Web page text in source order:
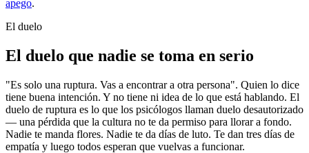
apego.
El duelo
El duelo que nadie se toma en serio
"Es solo una ruptura. Vas a encontrar a otra persona". Quien lo dice
tiene buena intención. Y no tiene ni idea de lo que está hablando. El
duelo de ruptura es lo que los psicólogos llaman duelo desautorizado
— una pérdida que la cultura no te da permiso para llorar a fondo.
Nadie te manda flores. Nadie te da días de luto. Te dan tres días de
empatía y luego todos esperan que vuelvas a funcionar.